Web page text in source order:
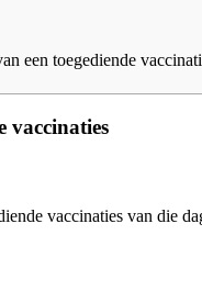
een toegediende
vaccinaties
vaccinaties van die